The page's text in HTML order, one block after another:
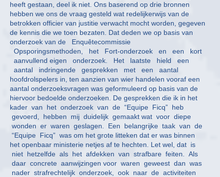
heeft gestaan, deel ik niet. Ons baserend op drie bronnen
hebben we ons de vraag gesteld wat redelijkerwijs van de
betrokken officier van justitie verwacht mocht worden, gegeven
de kennis die we toen bezaten. Dat deden we op basis van
onderzoek van de Enquêtecommissie
Opsporingsmethoden, het Fort-onderzoek en een kort
aanvullend eigen onderzoek. Het laatste hield een
aantal indringende gesprekken met een aantal
hoofdrolspelers in, ten aanzien van wier handelen vooraf een
aantal onderzoeksvragen was geformuleerd op basis van de
hiervoor bedoelde onderzoeken. De gesprekken die ik in het
kader van het onderzoek van de “Equipe Ficq” heb
gevoerd, hebben mij duidelijk gemaakt wat voor diepe
wonden er waren geslagen. Een belangrijke taak van de
“Equipe Ficq” was om het grote litteken dat er was binnen
het openbaar ministerie netjes af te hechten. Let wel, dat is
niet hetzelfde als het afdekken van strafbare feiten. Als
daar concrete aanwijzingen voor waren geweest dan was
nader strafrechtelijk onderzoek, ook naar de activiteiten